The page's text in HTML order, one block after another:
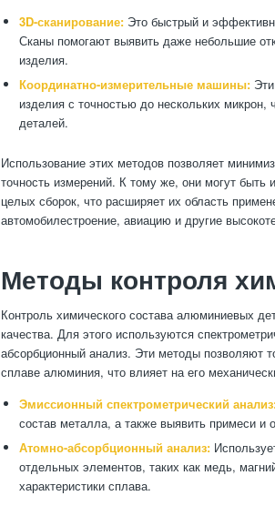
3D-сканирование: Это быстрый и
Сканы помогают выявить даже небольшие
изделия.
Координатно-измерительные машины:
изделия с точностью до нескольких
деталей.
Использование этих методов позволяет
точность измерений. К тому же, они могут быть
целых сборок, что расширяет их область
автомобилестроение, авиацию и другие
Методы контроля
Контроль химического состава алюминиевых
качества. Для этого используются
абсорбционный анализ. Эти методы позволяют
сплаве алюминия, что влияет на его
Эмиссионный спектрометрический
состав металла, а также выявить примеси и
Атомно-абсорбционный анализ:
отдельных элементов, таких как медь,
характеристики сплава.